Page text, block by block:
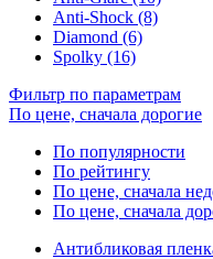
Anti-Shock (8)
Diamond (6)
Spolky (16)
Фильтр по параметрам
По цене, сначала дорогие
По популярности
По рейтингу
По цене, сначала
По цене, сначала
Антибликовая